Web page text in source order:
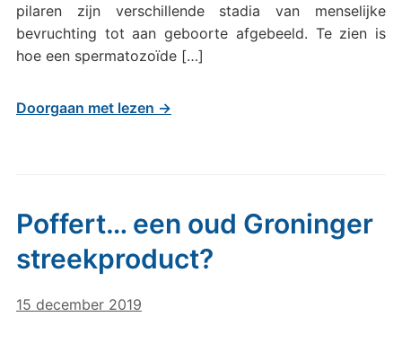
pilaren zijn verschillende stadia van menselijke
bevruchting tot aan geboorte afgebeeld. Te zien is
hoe een spermatozoïde […]
Doorgaan met lezen →
Poffert… een oud Groninger
streekproduct?
15 december 2019